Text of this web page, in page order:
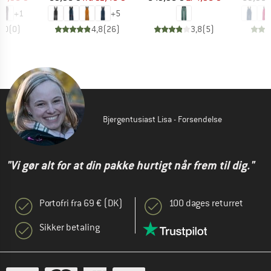
+1
(0)
+5
4,8(26) 3,8(5)
Bjergentusiast Lisa - Forsendelse
"Vi gør alt for at din pakke hurtigt når frem til dig."
Portofri fra 69 € (DK)
Sikker betaling
100 dages returret